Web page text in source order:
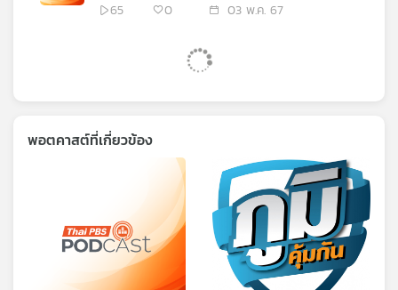
65
0 03 พ.ค. 67
พอตคาสต์ที่เกี่ยวข้อง